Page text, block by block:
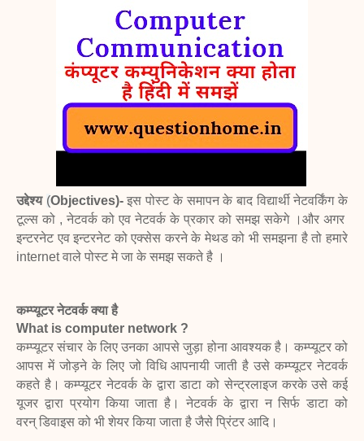
उद्देश्य (Objectives)-इस पोस्ट के समापन के बाद विद्यार्थी नेटवर्किंग के
टूल्स को , नेटवर्क को एव नेटवर्क के प्रकार को समझ सकेगे ।और अगर
इन्टरनेट एव इन्टरनेट को एक्सेस करने के मेथड को भी समझना है तो हमारे
internet वाले पोस्ट मे जा के समझ सकते है ।
कम्प्यूटर नेटवर्क क्या है
What is computer network ?
कम्प्यूटर संचार के लिए उनका आपसे जुड़ा होना आवश्यक है। कम्प्यूटर को
आपस में जोड़ने के लिए जो विधि आपनायी जाती है उसे कम्प्यूटर नेटवर्क
कहते है। कम्प्यूटर नेटवर्क के द्वारा डाटा को सेन्ट्रलाइज करके उसे कई
यूजर द्वारा प्रयोग किया जाता है। नेटवर्क के द्वारा न सिर्फ डाटा को
वरन्डिवाइस को भी शेयर किया जाता है जैसे प्रिंटर आदि।